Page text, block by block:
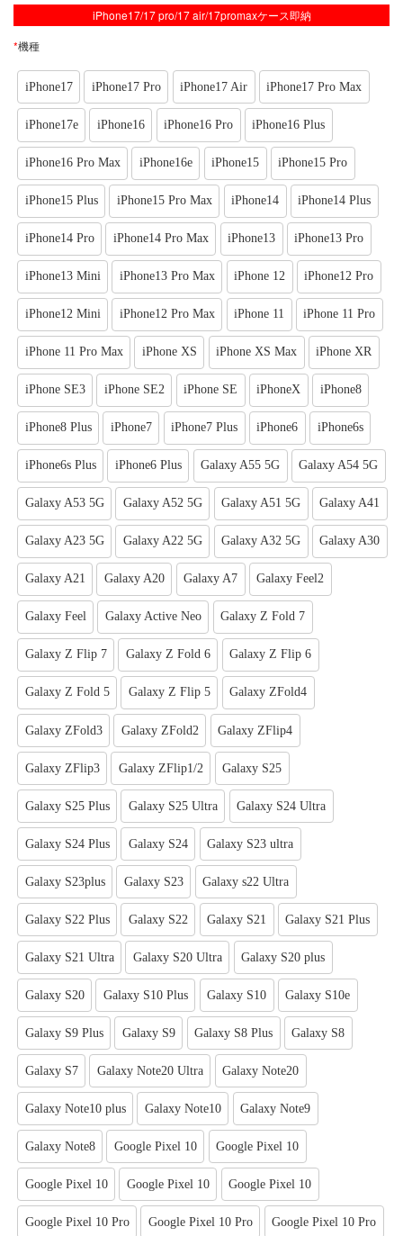
iPhone17/17 pro/17 air/17promaxケース即納
*機種
iPhone17 iPhone17 Pro iPhone17 Air iPhone17 Pro Max
iPhone17e iPhone16 iPhone16 Pro iPhone16 Plus
iPhone16 Pro Max iPhone16e iPhone15 iPhone15 Pro
iPhone15 Plus iPhone15 Pro Max iPhone14 iPhone14 Plus
iPhone14 Pro iPhone14 Pro Max iPhone13 iPhone13 Pro
iPhone13 Mini iPhone13 Pro Max iPhone 12 iPhone12 Pro
iPhone12 Mini iPhone12 Pro Max iPhone 11 iPhone 11 Pro
iPhone 11 Pro Max iPhone XS iPhone XS Max iPhone XR
iPhone SE3 iPhone SE2 iPhone SE iPhoneX iPhone8
iPhone8 Plus iPhone7 iPhone7 Plus iPhone6 iPhone6s
iPhone6s Plus iPhone6 Plus Galaxy A55 5G Galaxy A54 5G
Galaxy A53 5G Galaxy A52 5G Galaxy A51 5G Galaxy A41
Galaxy A23 5G Galaxy A22 5G Galaxy A32 5G Galaxy A30
Galaxy A21 Galaxy A20 Galaxy A7 Galaxy Feel2
Galaxy Feel Galaxy Active Neo Galaxy Z Fold 7
Galaxy Z Flip 7 Galaxy Z Fold 6 Galaxy Z Flip 6
Galaxy Z Fold 5 Galaxy Z Flip 5 Galaxy ZFold4
Galaxy ZFold3 Galaxy ZFold2 Galaxy ZFlip4
Galaxy ZFlip3 Galaxy ZFlip1/2 Galaxy S25
Galaxy S25 Plus Galaxy S25 Ultra Galaxy S24 Ultra
Galaxy S24 Plus Galaxy S24 Galaxy S23 ultra
Galaxy S23plus Galaxy S23 Galaxy s22 Ultra
Galaxy S22 Plus Galaxy S22 Galaxy S21 Galaxy S21 Plus
Galaxy S21 Ultra Galaxy S20 Ultra Galaxy S20 plus
Galaxy S20 Galaxy S10 Plus Galaxy S10 Galaxy S10e
Galaxy S9 Plus Galaxy S9 Galaxy S8 Plus Galaxy S8
Galaxy S7 Galaxy Note20 Ultra Galaxy Note20
Galaxy Note10 plus Galaxy Note10 Galaxy Note9
Galaxy Note8 Google Pixel 10 Google Pixel 10
Google Pixel 10 Google Pixel 10 Google Pixel 10
Google Pixel 10 Pro Google Pixel 10 Pro Google Pixel 10 Pro